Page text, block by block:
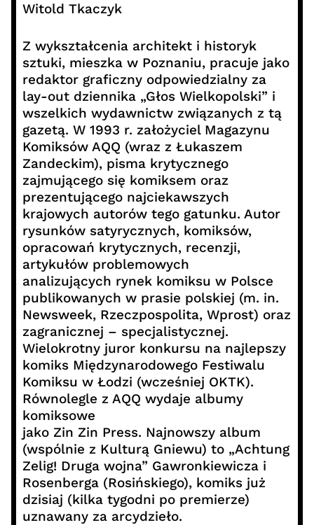
Witold Tkaczyk
Z wykształcenia architekt i historyk
sztuki, mieszka w Poznaniu, pracuje jako
redaktor graficzny odpowiedzialny za
lay-out dziennika „Głos Wielkopolski” i
wszelkich wydawnictw związanych z tą
gazetą. W 1993 r. założyciel Magazynu
Komiksów AQQ (wraz z Łukaszem
Zandeckim), pisma krytycznego
zajmującego się komiksem oraz
prezentującego najciekawszych
krajowych autorów tego gatunku. Autor
rysunków satyrycznych, komiksów,
opracowań krytycznych, recenzji,
artykułów problemowych
analizujących rynek komiksu w Polsce
publikowanych w prasie polskiej (m. in.
Newsweek, Rzeczpospolita, Wprost) oraz
zagranicznej – specjalistycznej.
Wielokrotny juror konkursu na najlepszy
komiks Międzynarodowego Festiwalu
Komiksu w Łodzi (wcześniej OKTK).
Równolegle z AQQ wydaje albumy
komiksowe
jako Zin Zin Press. Najnowszy album
(wspólnie z Kulturą Gniewu) to „Achtung
Zelig! Druga wojna” Gawronkiewicza i
Rosenberga (Rosińskiego), komiks już
dzisiaj (kilka tygodni po premierze)
uznawany za arcydzieło.